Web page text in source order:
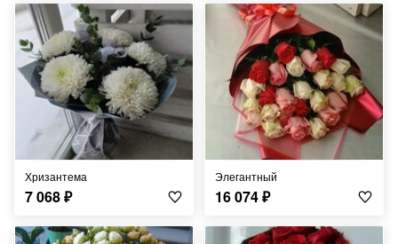
Хризантема
7 068₽
Элегантный
16 074₽